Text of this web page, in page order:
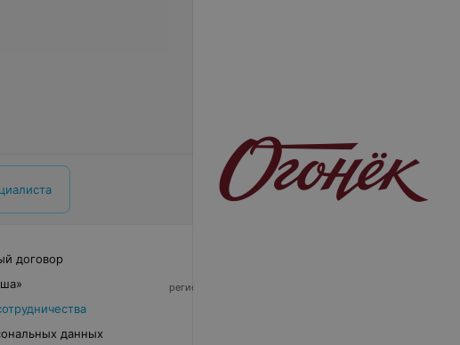
договор
данных
регистрирующий орган - Минский горисполком